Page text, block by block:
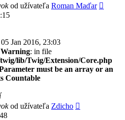
od užívateľa Roman Maďar
05 Jan 2016, 23:03
: in file
lib/Twig/Extension/Core.php
must be an array or an
Countable
od užívateľa Zdicho